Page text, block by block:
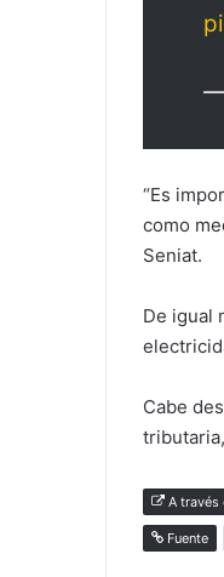
—
“Es
como
Seniat.
De igual
Cabe
A través
Fuente